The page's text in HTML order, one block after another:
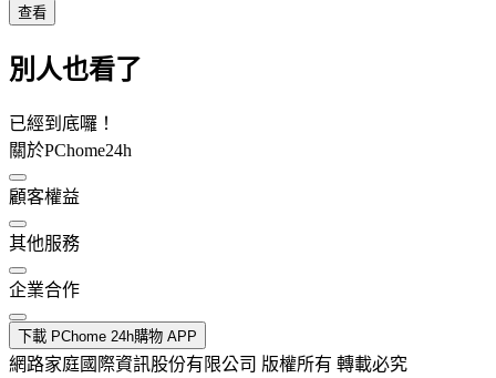
查看
別人也看了
已經到底囉！
關於PChome24h
顧客權益
其他服務
企業合作
下載 PChome 24h購物 APP
網路家庭國際資訊股份有限公司 版權所有 轉載必究